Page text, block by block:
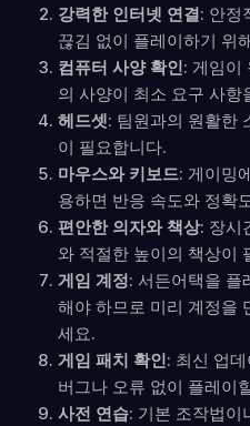
강력한 인터넷 연결: 안정
끊김 없이 플레이하기 위
컴퓨터 사양 확인: 게임이
의 사양이 최소 요구 사항
헤드셋: 팀원과의 원활한
이 필요합니다.
마우스와 키보드: 게이밍
용하면 반응 속도와 정확
편안한 의자와 책상: 장시
와 적절한 높이의 책상이
게임 계정: 서든어택을 플
해야 하므로 미리 계정을
세요.
게임 패치 확인: 최신 업
버그나 오류 없이 플레이
사전 연습: 기본 조작법이